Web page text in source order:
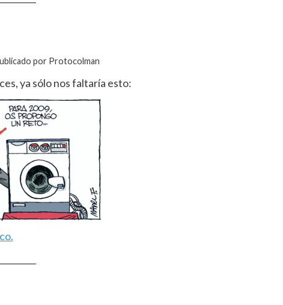
por Protocolman
ya sólo nos faltaría esto: